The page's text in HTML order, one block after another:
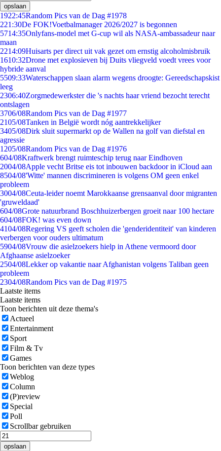
opslaan
1922:45Random Pics van de Dag #1978
221:30De FOK!Voetbalmanager 2026/2027 is begonnen
5714:35Onlyfans-model met G-cup wil als NASA-ambassadeur naar
maan
2214:09Huisarts per direct uit vak gezet om ernstig alcoholmisbruik
1610:32Drone met explosieven bij Duits vliegveld voedt vrees voor
hybride aanval
5509:33Waterschappen slaan alarm wegens droogte: Gereedschapskist
leeg
2306:40Zorgmedewerkster die 's nachts haar vriend bezocht terecht
ontslagen
3706/08Random Pics van de Dag #1977
2105/08Tanken in België wordt nóg aantrekkelijker
3405/08Dirk sluit supermarkt op de Wallen na golf van diefstal en
agressie
1205/08Random Pics van de Dag #1976
604/08Kraftwerk brengt ruimteschip terug naar Eindhoven
2004/08Apple vecht Britse eis tot inbouwen backdoor in iCloud aan
8504/08'Witte' mannen discrimineren is volgens OM geen enkel
probleem
3004/08Ceuta-leider noemt Marokkaanse grensaanval door migranten
'gruweldaad'
604/08Grote natuurbrand Boschhuizerbergen groeit naar 100 hectare
604/08FOK! was even down
4104/08Regering VS geeft scholen die 'genderidentiteit' van kinderen
verbergen voor ouders ultimatum
5904/08Vrouw die asielzoekers hielp in Athene vermoord door
Afghaanse asielzoeker
2504/08Lekker op vakantie naar Afghanistan volgens Taliban geen
probleem
2304/08Random Pics van de Dag #1975
Laatste items
Laatste items
Toon berichten uit deze thema's
Actueel
Entertainment
Sport
Film & Tv
Games
Toon berichten van deze types
Weblog
Column
(P)review
Special
Poll
Scrollbar gebruiken
opslaan